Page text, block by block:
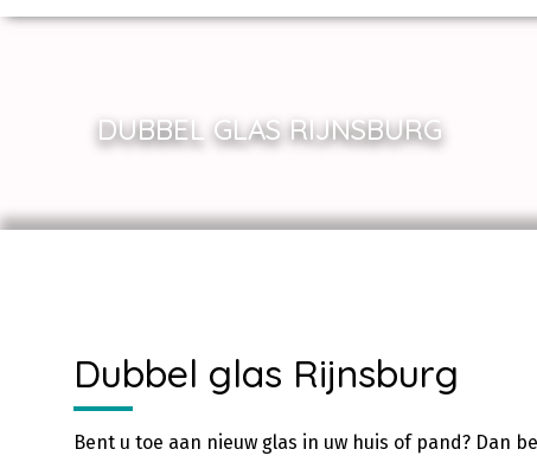
DUBBEL GLAS RIJNSBURG
Dubbel glas Rijnsburg
Bent u toe aan nieuw glas in uw huis of pand? Dan